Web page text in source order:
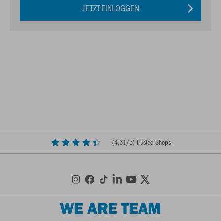
JETZT EINLOGGEN
(4,61/5) Trusted Shops
WE ARE TEAM